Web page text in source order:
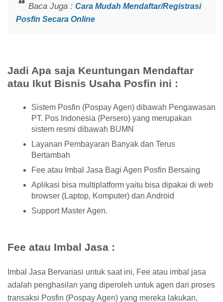
Baca Juga : Cara Mudah Mendaftar/Registrasi
Posfin Secara Online
Jadi Apa saja Keuntungan Mendaftar
atau Ikut Bisnis Usaha Posfin ini :
Sistem Posfin (Pospay Agen) dibawah Pengawasan
PT. Pos Indonesia (Persero) yang merupakan
sistem resmi dibawah BUMN
Layanan Pembayaran Banyak dan Terus
Bertambah
Fee atau Imbal Jasa Bagi Agen Posfin Bersaing
Aplikasi bisa multiplatform yaitu bisa dipakai di web
browser (Laptop, Komputer) dan Android
Support Master Agen.
Fee atau Imbal Jasa :
Imbal Jasa Bervariasi untuk saat ini, Fee atau imbal jasa
adalah penghasilan yang diperoleh untuk agen dari proses
transaksi Posfin (Pospay Agen) yang mereka lakukan,